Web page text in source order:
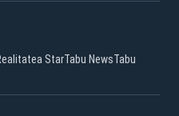
StarTabu NewsTabu